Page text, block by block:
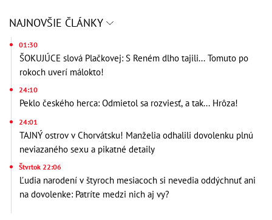
NAJNOVŠIE ČLÁNKY
01:30
ŠOKUJÚCE slová Plačkovej: S Reném dlho tajili... Tomuto po
rokoch uverí málokto!
24:10
Peklo českého herca: Odmietol sa rozviesť, a tak... Hrôza!
24:01
TAJNÝ ostrov v Chorvátsku! Manželia odhalili dovolenku plnú
neviazaného sexu a pikatné detaily
Štvrtok 22:06
Ľudia narodení v štyroch mesiacoch si nevedia oddýchnuť ani
na dovolenke: Patríte medzi nich aj vy?